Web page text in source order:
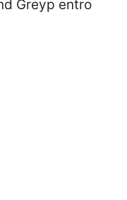
Greyp entro